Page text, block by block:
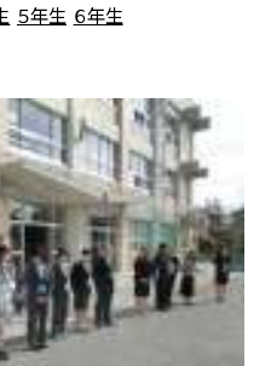
５年生 ６年生